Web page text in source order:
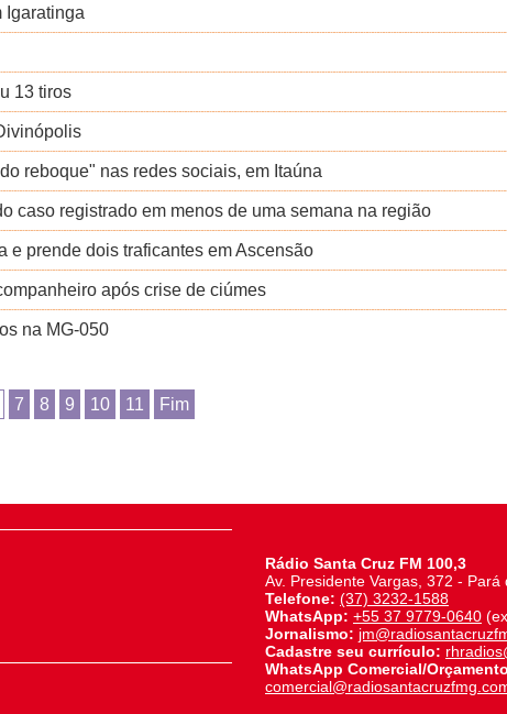
Igaratinga
13 tiros
reboque" nas redes sociais, em Itaúna
caso registrado em menos de uma semana na região
e prende dois traficantes em Ascensão
após crise de ciúmes
na MG-050
7 8 9 10 11 Fim
Rádio Santa Cruz FM 100,3
Av. Presidente Vargas, 372 -
Telefone: (37) 3232-1588
WhatsApp: +55 37 9779-0640
Jornalismo:
Cadastre seu currículo:
WhatsApp Comercial/